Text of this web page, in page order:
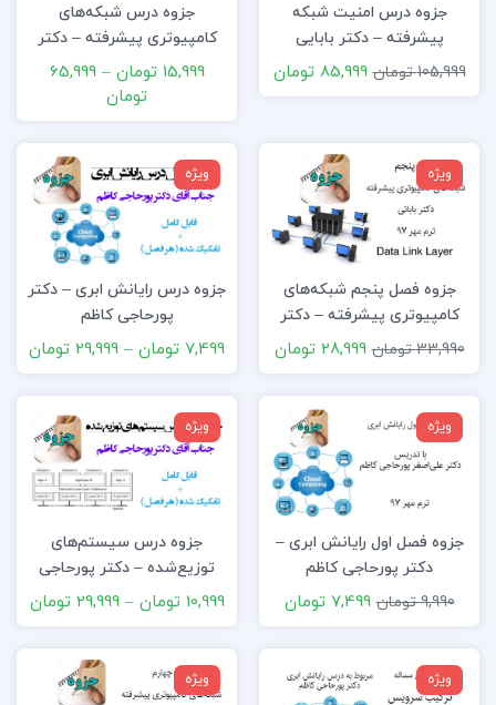
جزوه درس امنیت شبکه
پیشرفته – دکتر بابایی
105,999 تومان
85,999 تومان
جزوه درس شبکه‌های
کامپیوتری پیشرفته – دکتر
بابایی
15,999 تومان –
65,999
تومان
ویژه
جزوه فصل پنجم شبکه‌های
کامپیوتری پیشرفته – دکتر
بابایی
33,990 تومان 28,999 تومان
ویژه
جزوه درس رایانش ابری – دکتر
پورحاجی کاظم
7,499 تومان – 29,999 تومان
ویژه
جزوه فصل اول رایانش ابری –
دکتر پورحاجی کاظم
9,990 تومان
7,499 تومان
ویژه
جزوه درس سیستم‌های
توزیع‌شده – دکتر پورحاجی
کاظم
10,999 تومان –29,999 تومان
ویژه ویژه